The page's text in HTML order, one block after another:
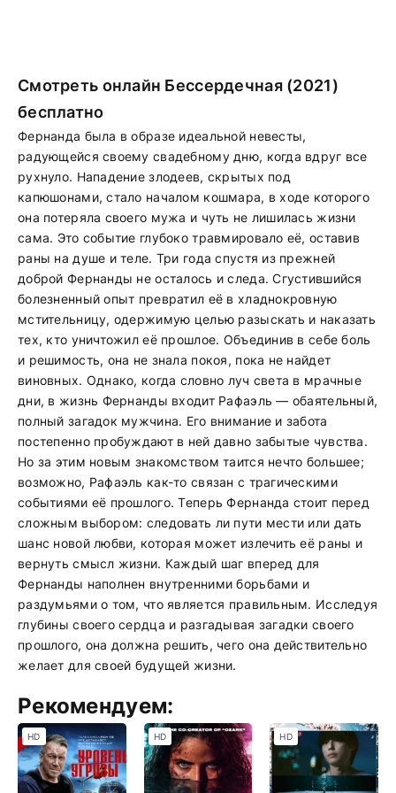
Смотреть онлайн Бессердечная (2021)
бесплатно
Фернанда была в образе идеальной невесты,
радующейся своему свадебному дню, когда вдруг все
рухнуло. Нападение злодеев, скрытых под
капюшонами, стало началом кошмара, в ходе которого
она потеряла своего мужа и чуть не лишилась жизни
сама. Это событие глубоко травмировало её, оставив
раны на душе и теле. Три года спустя из прежней
доброй Фернанды не осталось и следа. Сгустившийся
болезненный опыт превратил её в хладнокровную
мстительницу, одержимую целью разыскать и наказать
тех, кто уничтожил её прошлое. Объединив в себе боль
и решимость, она не знала покоя, пока не найдет
виновных. Однако, когда словно луч света в мрачные
дни, в жизнь Фернанды входит Рафаэль — обаятельный,
полный загадок мужчина. Его внимание и забота
постепенно пробуждают в ней давно забытые чувства.
Но за этим новым знакомством таится нечто большее;
возможно, Рафаэль как-то связан с трагическими
событиями её прошлого. Теперь Фернанда стоит перед
сложным выбором: следовать ли пути мести или дать
шанс новой любви, которая может излечить её раны и
вернуть смысл жизни. Каждый шаг вперед для
Фернанды наполнен внутренними борьбами и
раздумьями о том, что является правильным. Исследуя
глубины своего сердца и разгадывая загадки своего
прошлого, она должна решить, чего она действительно
желает для своей будущей жизни.
Рекомендуем:
HD HD HD